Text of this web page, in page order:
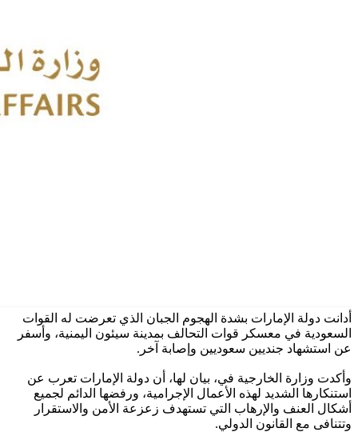
أدانت دولة الإمارات بشدة الهجوم الجبان الذي تعرضت له القوات
السعودية في معسكر قوات التحالف بمدينة سيئون اليمنية، وأسفر
عن استشهاد جنديين سعوديين وإصابة آخر.
وأكدت وزارة الخارجية في، بيان لها، أن دولة الإمارات تعرب عن
استنكارها الشديد لهذه الأعمال الإجرامية، ورفضها الدائم لجميع
أشكال العنف والإرهاب التي تستهدف زعزعة الأمن والاستقرار
وتتنافى مع القانون الدولي.